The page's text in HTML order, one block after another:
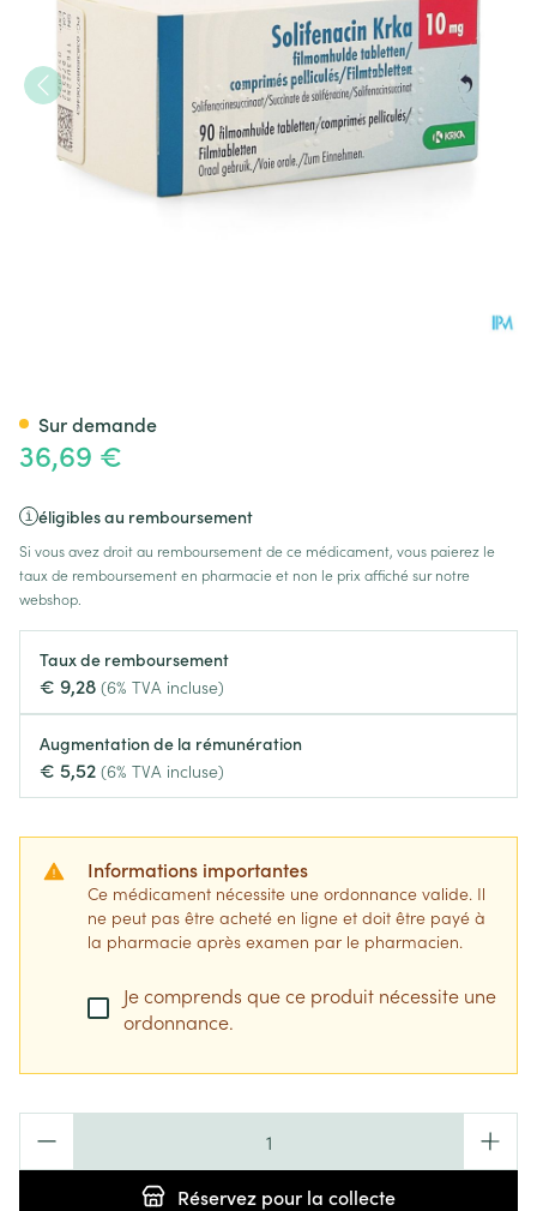
36,69 €
éligibles au remboursement
Si vous avez droit au remboursement de ce médicament, vous paierez le
taux de remboursement en pharmacie et non le prix affiché sur notre
webshop.
Taux de remboursement
€ 9,28 (6% TVA incluse)
Augmentation de la rémunération
€ 5,52 (6% TVA incluse)
Informations importantes
Ce médicament nécessite une ordonnance valide. Il
ne peut pas être acheté en ligne et doit être payé à
la pharmacie après examen par le pharmacien.
Je comprends que ce produit nécessite une
ordonnance.
Réservez pour la collecte
Sur demande